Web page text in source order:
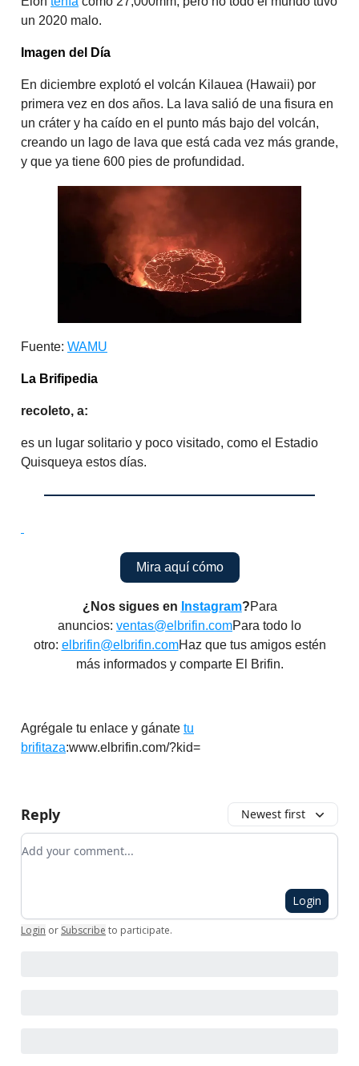
un 2020 malo.
Imagen del Día
En diciembre explotó el volcán Kilauea (Hawaii) por
primera vez en dos años. La lava salió de una fisura en
un cráter y ha caído en el punto más bajo del volcán,
creando un lago de lava que está cada vez más grande,
y que ya tiene 600 pies de profundidad.
Fuente: WAMU
La Brifipedia
recoleto, a:
es un lugar solitario y poco visitado, como el Estadio
Quisqueya estos días.
Mira aquí cómo
¿Nos sigues en Instagram?Para
anuncios: ventas@elbrifin.comPara todo lo
otro: elbrifin@elbrifin.comHaz que tus amigos estén
más informados y comparte El Brifin.
Agrégale tu enlace y gánate tu
brifitaza:www.elbrifin.com/?kid=
Reply Newest first
Add your comment
Login
Login or Subscribe to participate.